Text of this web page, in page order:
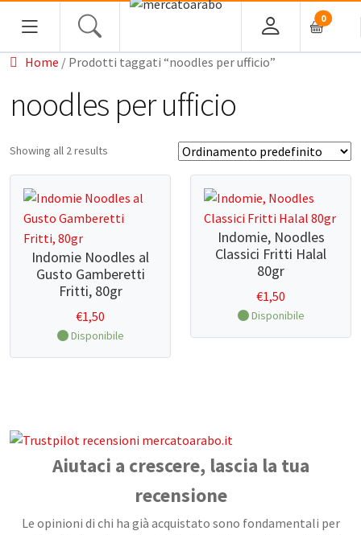
0
Home
Alimentari
Condimenti e Conserve
Legumi
Cous cous, Semola e Cereali
Frutta secca, disidratata e Semi
Snack Salati e Aperitivi
Latte e derivati
Bevande
Home / Prodotti taggati “noodles per ufficio”
noodles per ufficio
Showing all 2 results
Indomie Noodles al
Gusto Gamberetti
Fritti, 80gr
€1,50
Disponibile
Indomie, Noodles
Classici Fritti Halal
80gr
€1,50
Disponibile
Aiutaci a crescere, lascia la tua
recensione
Le opinioni di chi ha già acquistato sono fondamentali per